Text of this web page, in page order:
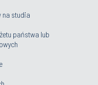
na studia
państwa lub